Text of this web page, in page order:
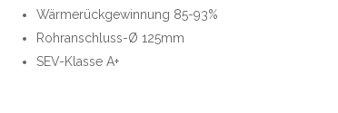
Wärmerückgewinnung 85-93%
Rohranschluss-Ø 125mm
SEV-Klasse A+